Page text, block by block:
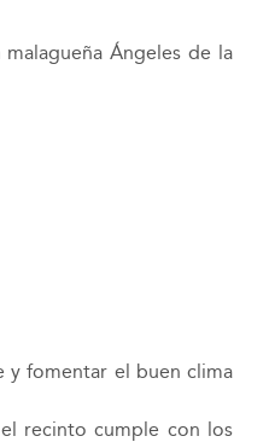
Ángeles de la
y fomentar el buen clima
recinto cumple con los